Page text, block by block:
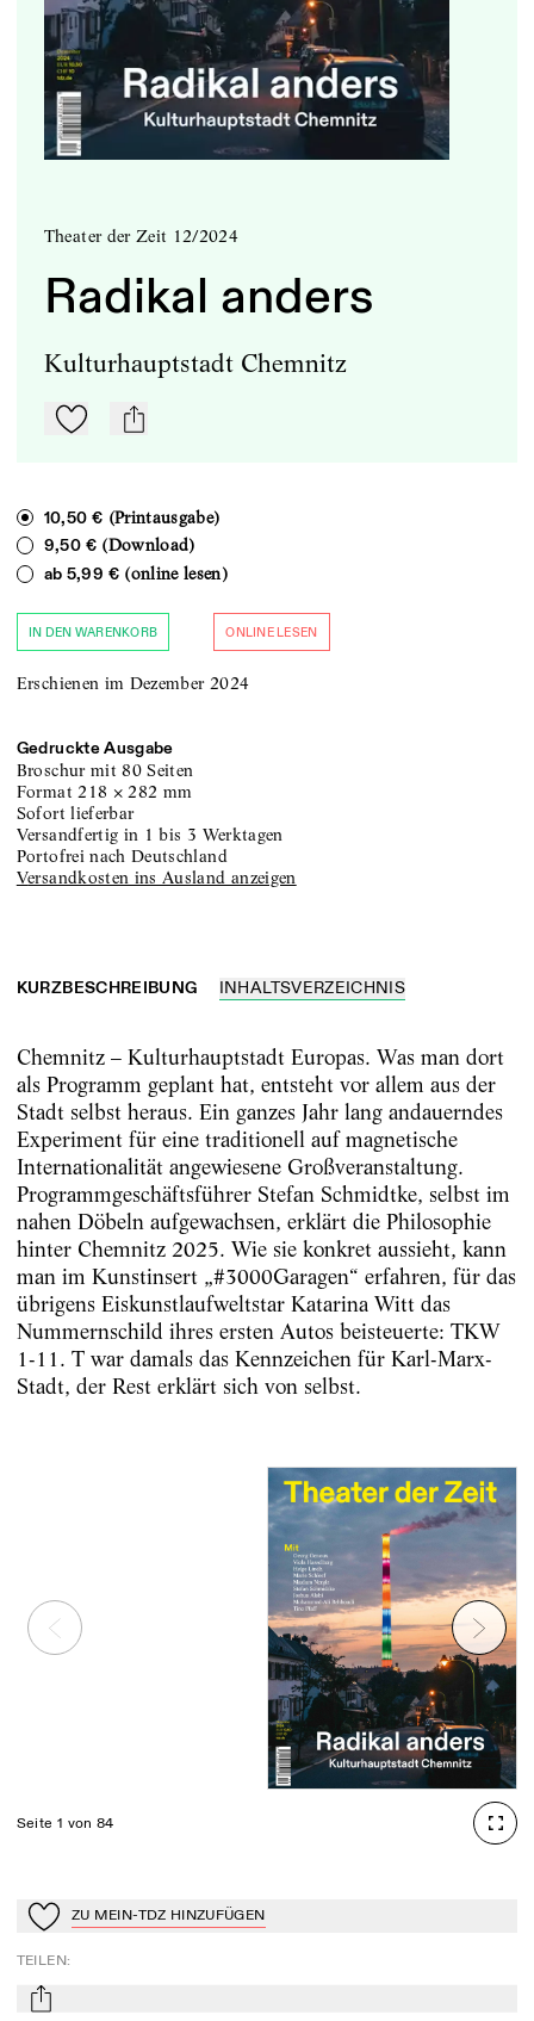
Theater der Zeit 12/2024
Radikal anders
Kulturhauptstadt Chemnitz
Zu Mein-TdZ hinzufügen
mail
10,50 € (Printausgabe)
9,50 €(Download)
ab 5,99 € (online lesen)
IN DEN WARENKORB ONLINE LESEN
Erschienen im Dezember 2024
Gedruckte Ausgabe
Broschur mit 80 Seiten
Format218 ×282 mm
sofort lieferbar
versandfertig in 1 bis 3 Werktagen
portofrei nach Deutschland
Versandkosten ins Ausland anzeigen
KURZBESCHREIBUNG INHALTSVERZEICHNIS
Chemnitz – Kulturhauptstadt Europas. Was man dort
als Programm geplant hat, entsteht vor allem aus der
Stadt selbst heraus. Ein ganzes Jahr lang andauerndes
Experiment für eine traditionell auf magne­tische
Internationalität angewiesene Großveranstaltung.
Programmgeschäftsführer Stefan Schmidtke, selbst im
nahen Döbeln aufgewachsen, erklärt die Philo­sophie
hinter Chemnitz 2025. Wie sie konkret aussieht, kann
man im Kunstinsert „#3000Garagen“ erfahren, für das
übrigens Eiskunstlaufweltstar Katarina Witt das
Nummernschild ihres ersten ­Autos beisteuerte: TKW
1-11. T war damals das Kennzeichen für Karl-Marx-
Stadt, der Rest erklärt sich von selbst.
Seite 1 von 84
Zu Mein-TdZ hinzufügen
ZU MEIN-TDZ HINZUFÜGEN
TEILEN:
mail